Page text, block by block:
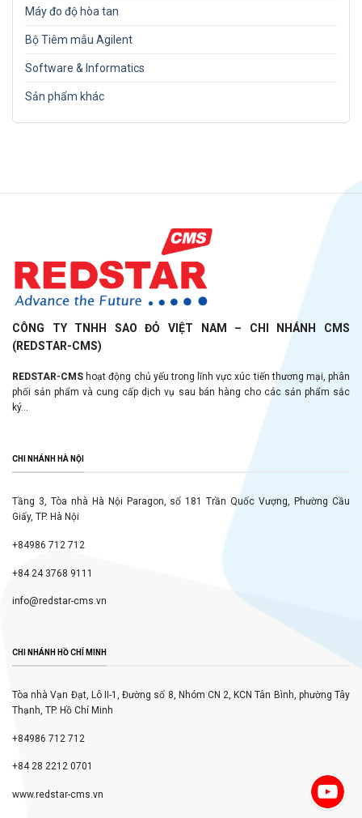
Máy đo độ hòa tan
Bộ Tiêm mẫu Agilent
Software & Informatics
Sản phẩm khác
CÔNG TY TNHH SAO ĐỎ VIỆT NAM – CHI NHÁNH CMS
(REDSTAR-CMS)
REDSTAR-CMS hoạt động chủ yếu trong lĩnh vực xúc tiến thương mại, phân
phối sản phẩm và cung cấp dịch vụ sau bán hàng cho các sản phẩm sắc
ký...
CHI NHÁNH HÀ NỘI
Tầng 3, Tòa nhà Hà Nội Paragon, số 181 Trần Quốc Vượng, Phường Cầu
Giấy, TP. Hà Nội
+84986 712 712
+84 24 3768 9111
info@redstar-cms.vn
CHI NHÁNH HỒ CHÍ MINH
Tòa nhà Vạn Đạt, Lô II-1, Đường số 8, Nhóm CN 2, KCN Tân Bình, phường Tây
Thạnh, TP. Hồ Chí Minh
+84986 712 712
+84 28 2212 0701
www.redstar-cms.vn